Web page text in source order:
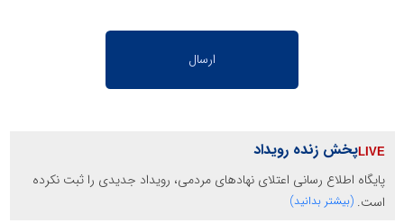
پخش زنده رویداد
پایگاه اطلاع رسانی اعتلای نهادهای مردمی، رویداد جدیدی را ثبت نکرده
است. (بیشتر بدانید)